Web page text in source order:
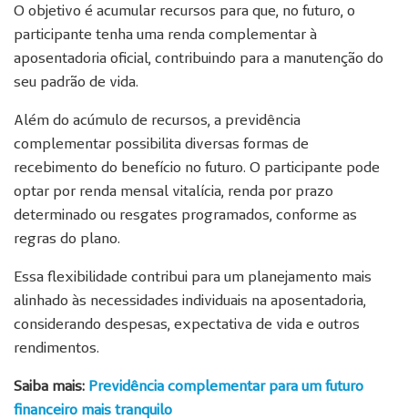
O objetivo é acumular recursos para que, no futuro, o
participante tenha uma renda complementar à
aposentadoria oficial, contribuindo para a manutenção do
seu padrão de vida.
Além do acúmulo de recursos, a previdência
complementar possibilita diversas formas de
recebimento do benefício no futuro. O participante pode
optar por renda mensal vitalícia, renda por prazo
determinado ou resgates programados, conforme as
regras do plano.
Essa flexibilidade contribui para um planejamento mais
alinhado às necessidades individuais na aposentadoria,
considerando despesas, expectativa de vida e outros
rendimentos.
Saiba mais: Previdência complementar para um futuro
financeiro mais tranquilo